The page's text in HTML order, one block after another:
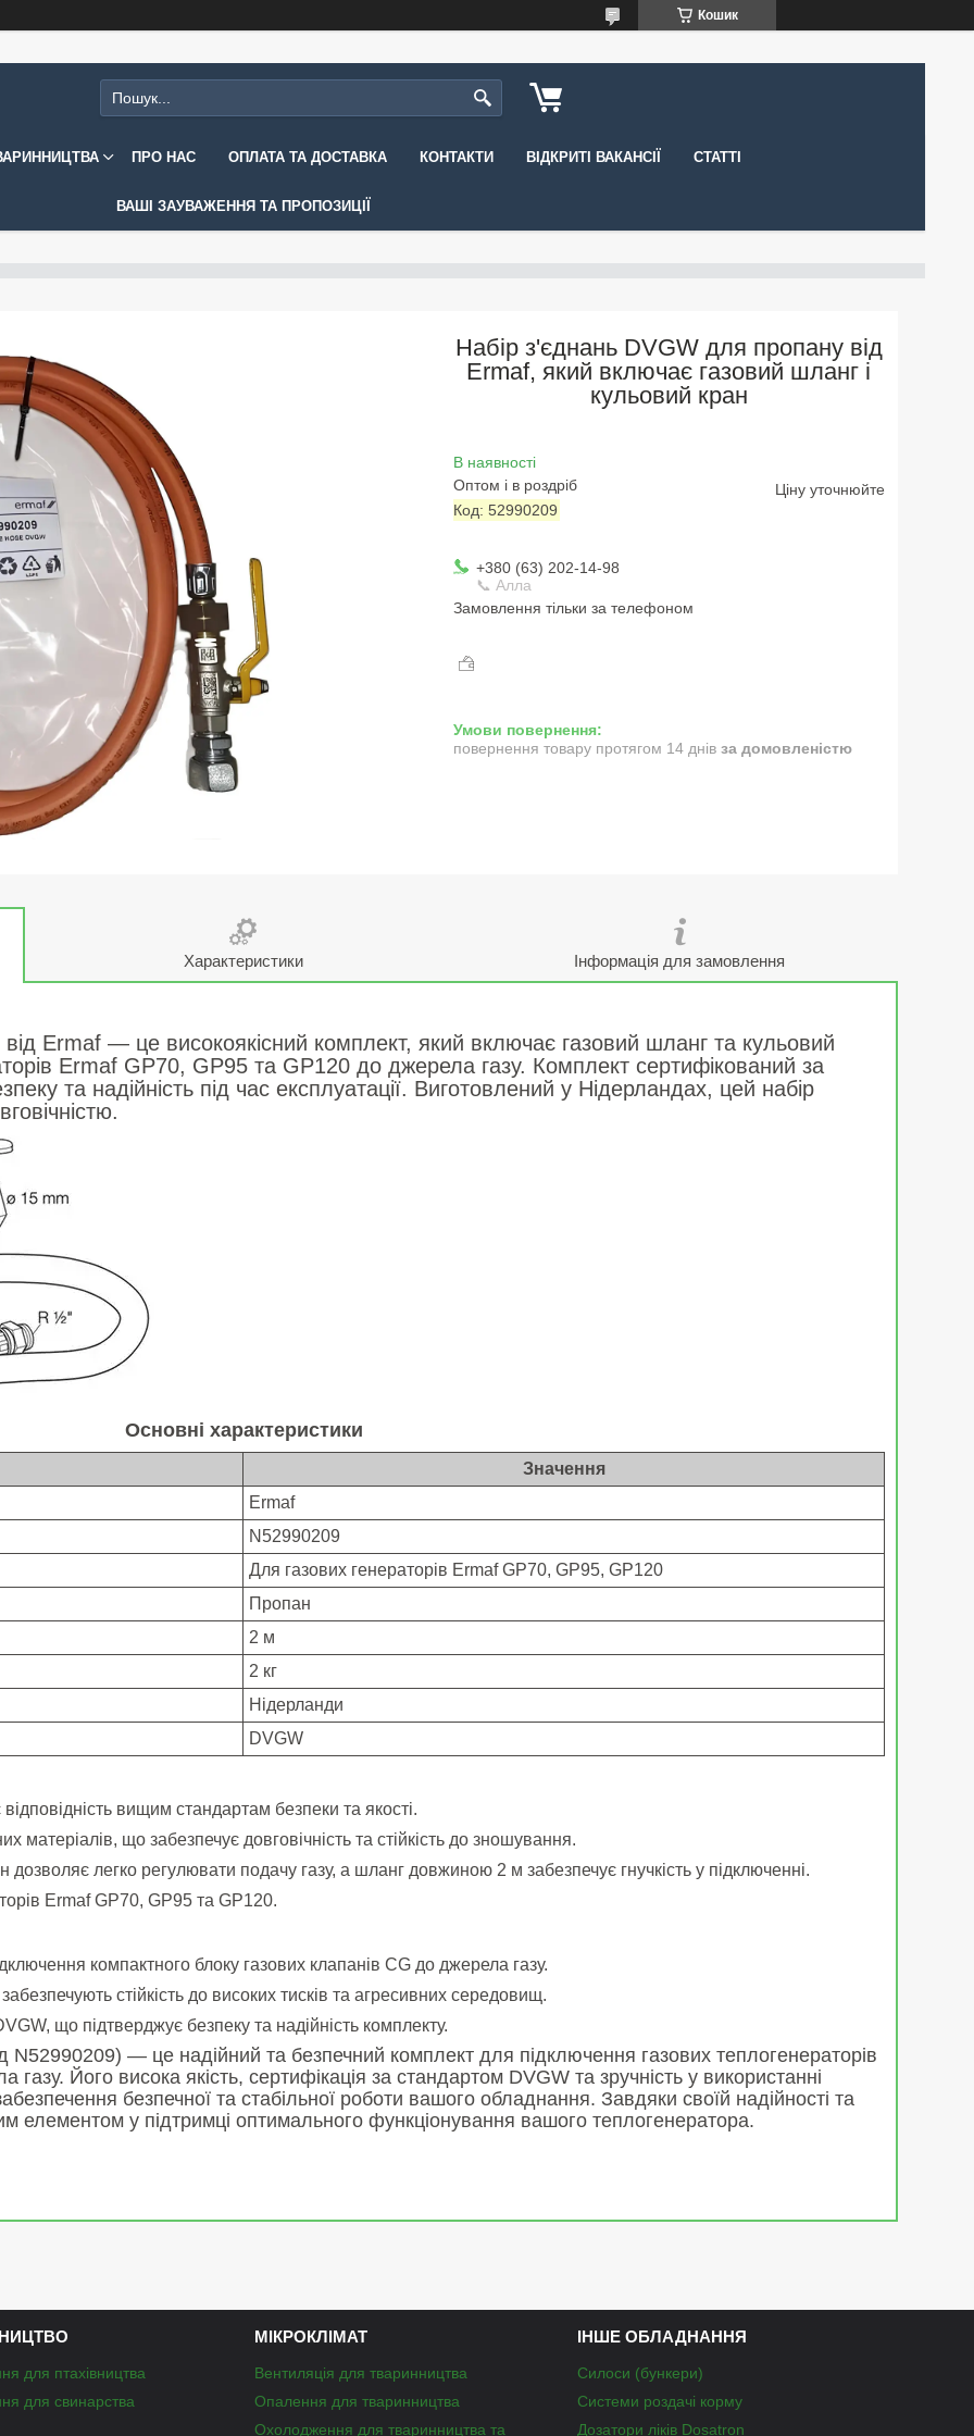
Кошик
ПРО НАС ОПЛАТА ТА ДОСТАВКА КОНТАКТИ ВІДКРИТІ ВАКАНСІЇ СТАТТІ
ВАШІ ЗАУВАЖЕННЯ ТА ПРОПОЗИЦІЇ
Набір з'єднань DVGW для пропану від
Ermaf, який включає газовий шланг і
кульовий кран
В наявності
Оптом і в роздріб
Код: 52990209
Ціну уточнюйте
+380 (63) 202-14-98
📞 Алла
Замовлення тільки за телефоном
повернення товару протягом 14 днів за домовленістю
Характеристики Інформація для замовлення
Ermaf — це високоякісний комплект, який включає газовий шланг та кульовий
Ermaf GP70, GP95 та GP120 до джерела газу. Комплект сертифікований за
та надійність під час експлуатації. Виготовлений у Нідерландах, цей набір
Основні характеристики
Значення
Ermaf
N52990209
Для газових генераторів Ermaf GP70, GP95, GP120
Пропан
2 м
2 кг
Нідерланди
DVGW
вищим стандартам безпеки та якості.
матеріалів, що забезпечує довговічність та стійкість до зношування.
дозволяє легко регулювати подачу газу, а шланг довжиною 2 м забезпечує гнучкість у підключенні.
Ermaf GP70, GP95 та GP120.
компактного блоку газових клапанів CG до джерела газу.
стійкість до високих тисків та агресивних середовищ.
що підтверджує безпеку та надійність комплекту.
— це надійний та безпечний комплект для підключення газових теплогенераторів
Його висока якість, сертифікація за стандартом DVGW та зручність у використанні
безпечної та стабільної роботи вашого обладнання. Завдяки своїй надійності та
елементом у підтримці оптимального функціонування вашого теплогенератора.
для птахівництва
для свинарства
МІКРОКЛІМАТ
Вентиляція для тваринництва
Опалення для тваринництва
Охолодження для тваринництва та
ІНШЕ ОБЛАДНАННЯ
Силоси (бункери)
Системи роздачі корму
Дозатори ліків Dosatron